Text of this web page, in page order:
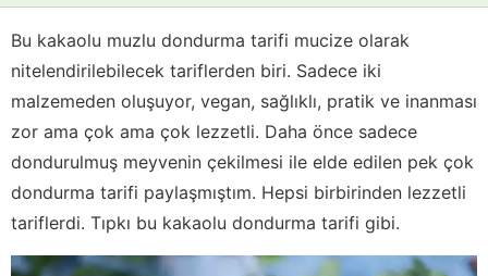
Bu kakaolu muzlu dondurma tarifi mucize olarak
nitelendirilebilecek tariflerden biri. Sadece iki
malzemeden oluşuyor, vegan, sağlıklı, pratik ve inanması
zor ama çok ama çok lezzetli. Daha önce sadece
dondurulmuş meyvenin çekilmesi ile elde edilen pek çok
dondurma tarifi paylaşmıştım. Hepsi birbirinden lezzetli
tariflerdi. Tıpkı bu kakaolu dondurma tarifi gibi.